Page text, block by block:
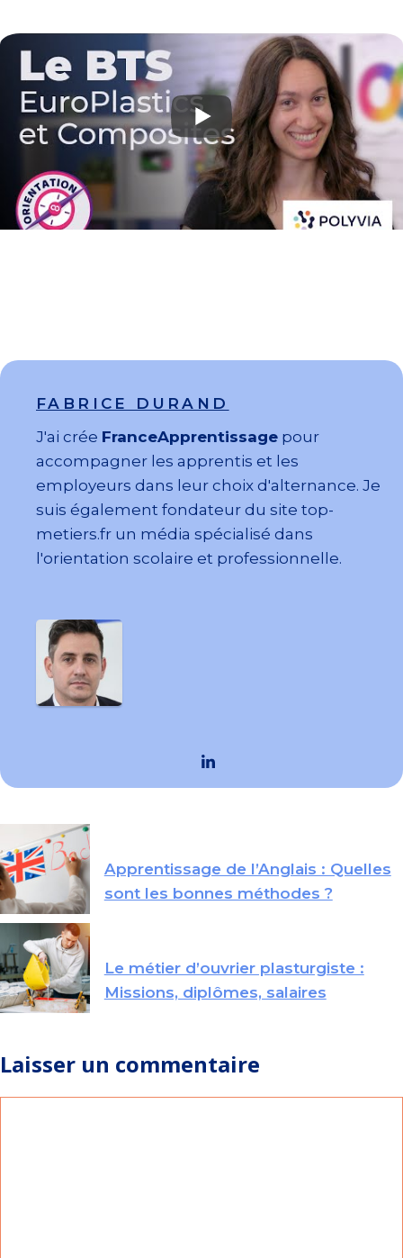
FABRICE DURAND
J'ai crée FranceApprentissage pour
accompagner les apprentis et les
employeurs dans leur choix d'alternance. Je
suis également fondateur du site top-
metiers.fr un média spécialisé dans
l'orientation scolaire et professionnelle.
Apprentissage de l’Anglais : Quelles
sont les bonnes méthodes ?
Le métier d’ouvrier plasturgiste :
Missions, diplômes, salaires
Laisser un commentaire